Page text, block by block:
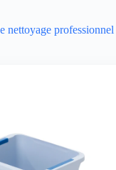
nettoyage professionnel